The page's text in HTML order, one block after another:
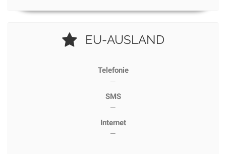
EU-AUSLAND
Telefonie
—
SMS
—
Internet
—